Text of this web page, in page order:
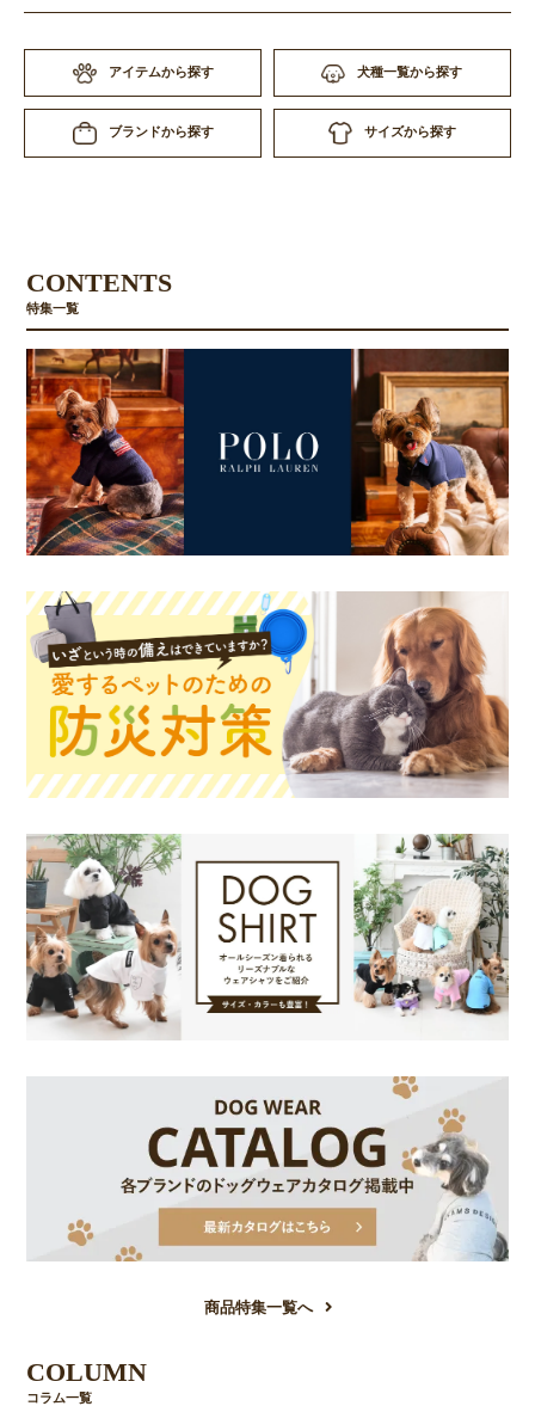
アイテムから探す 犬種一覧から探す
ブランドから探す サイズから探す
CONTENTS
特集一覧
商品特集一覧へ
COLUMN
コラム一覧